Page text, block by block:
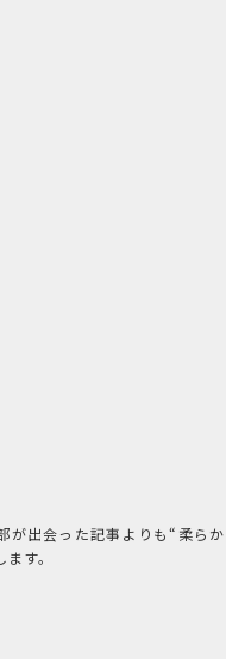
が出会った記事よりも“柔らか
す。